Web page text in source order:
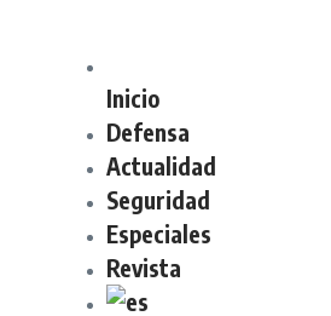
Inicio
Defensa
Actualidad
Seguridad
Especiales
Revista